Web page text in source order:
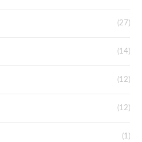
(27)
(14)
(12)
(12)
(1)